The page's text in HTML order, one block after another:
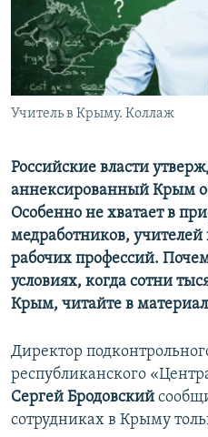
ПОБЕДИТЕЛЕЙ НЕ СУДЯТ?
КРЫМ.НЕПОКОРЕННЫЙ
ELIFBE
УКРАИНСКАЯ ПРОБЛЕМА КРЫМА
ПРИСОЕДИНЯЙТЕСЬ!
Учитель в Крыму. Коллаж
Российские власти
аннексированный Крым
Особенно не хватает в
медработников, учителей
рабочих профессий.
условиях, когда сотни
Крым, читайте в
Директор
республиканского
Сергей Бродовский
сотрудниках в Крыму